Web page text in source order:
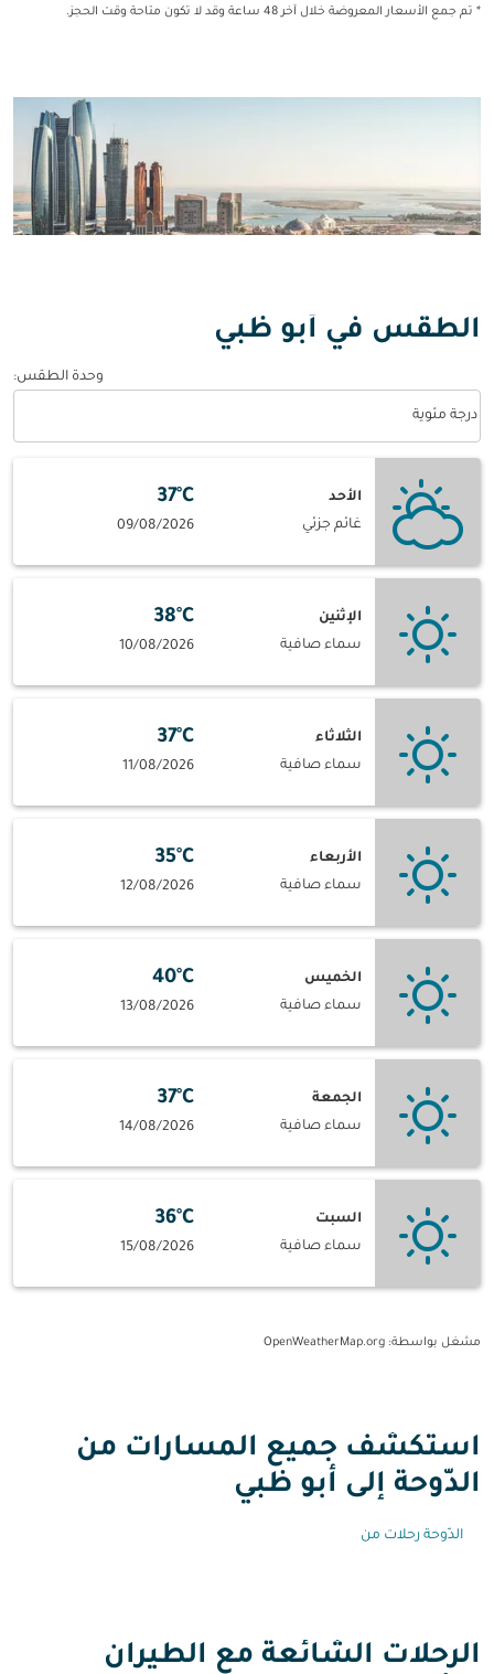
* تم جمع الأسعار المعروضة خلال آخر 48 ساعة وقد لا تكون متاحة وقت الحجز.
الطقس في أبو ظبي
وحدة الطقس:
درجة مئوية
الأحد
غائم جزئي
37°C
09/08/2026
الإثنين
سماء صافية
38°C
10/08/2026
الثلاثاء
سماء صافية
37°C
11/08/2026
الأربعاء
سماء صافية
35°C
12/08/2026
الخميس
سماء صافية
40°C
13/08/2026
الجمعة
سماء صافية
37°C
14/08/2026
السبت
سماء صافية
36°C
15/08/2026
مشغل بواسطة: OpenWeatherMap.org
استكشف جميع المسارات من
الدّوحة إلى أبو ظبي
الدّوحة رحلات من
الرحلات الشائعة مع الطيران